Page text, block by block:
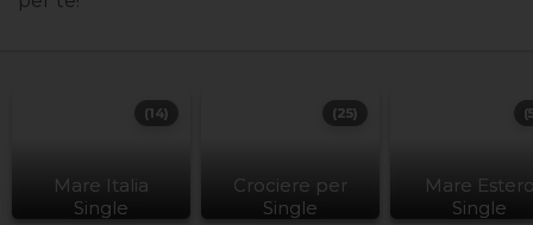
Mare Italia
Single
(14)
Crociere per
Single
(25)
Mare
Single